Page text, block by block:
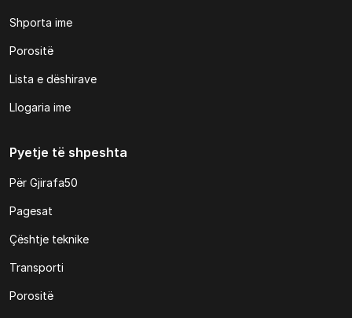
Shporta ime
Porositë
Lista e dëshirave
Llogaria ime
Pyetje të shpeshta
Për Gjirafa50
Pagesat
Çështje teknike
Transporti
Porositë